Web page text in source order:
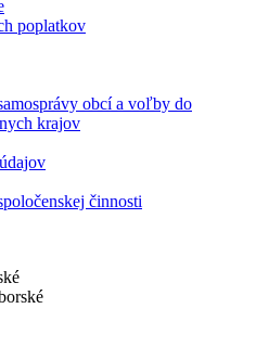
poplatkov
obcí a voľby do
krajov
činnosti